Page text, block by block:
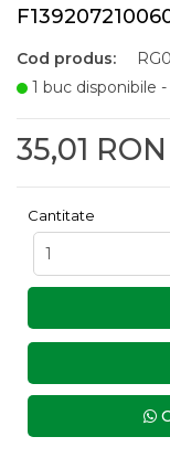
Cod produs:
1 buc disponibile
35,01 RON
Cantitate